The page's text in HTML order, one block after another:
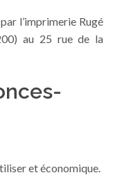
l’imprimerie Rugé
au 25 rue de la
et économique.